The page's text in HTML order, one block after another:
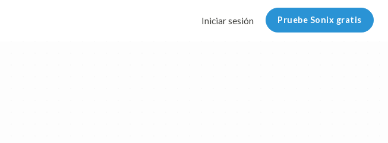
Iniciar sesión Pruebe Sonix gratis